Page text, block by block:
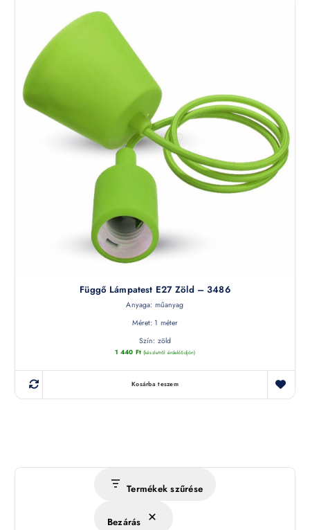
Függő Lámpatest E27 Zöld – 3486
Anyaga: műanyag
Méret: 1 méter
Szín: zöld
1 440 Ft (készletről érdeklődjön)
Kosárba teszem
Termékek szűrése
Bezárás